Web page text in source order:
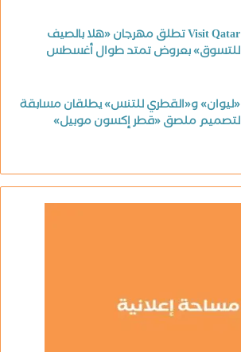
Visit Qatar تطلق مهرجان «هلا بالصيف
للتسوق» بعروض تمتد طوال أغسطس
«ليوان» و«القطري للتنس» يطلقان مسابقة
لتصميم ملصق «قطر إكسون موبيل»